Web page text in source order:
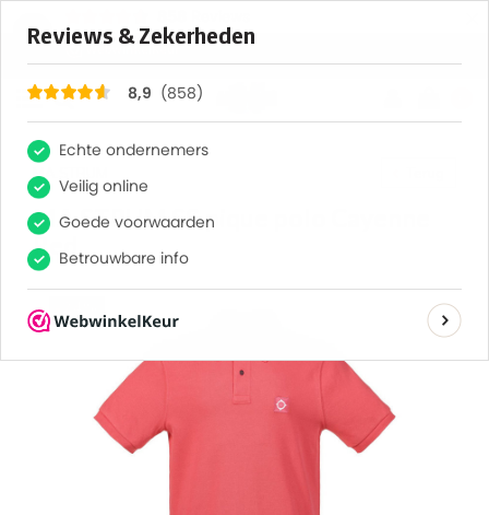
8,9
MA.STRUM
MA.STRUM SS pique polo Cayenne
Red